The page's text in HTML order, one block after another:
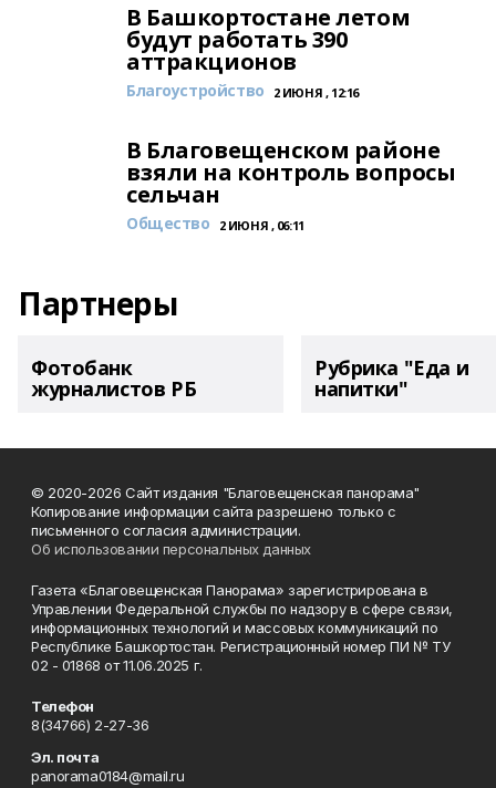
В Башкортостане летом
будут работать 390
аттракционов
Благоустройство 2 ИЮНЯ , 12:16
В Благовещенском районе
взяли на контроль вопросы
сельчан
Общество 2 ИЮНЯ , 06:11
Партнеры
Фотобанк
журналистов РБ
Рубрика "Еда и
напитки"
© 2020-2026 Сайт издания "Благовещенская панорама"
Копирование информации сайта разрешено только с
письменного согласия администрации.
Об использовании персональных данных
Газета «Благовещенская Панорама» зарегистрирована в
Управлении Федеральной службы по надзору в сфере связи,
информационных технологий и массовых коммуникаций по
Республике Башкортостан. Регистрационный номер ПИ № ТУ
02 - 01868 от 11.06.2025 г.
Телефон
8(34766) 2-27-36
Эл. почта
panorama0184@mail.ru